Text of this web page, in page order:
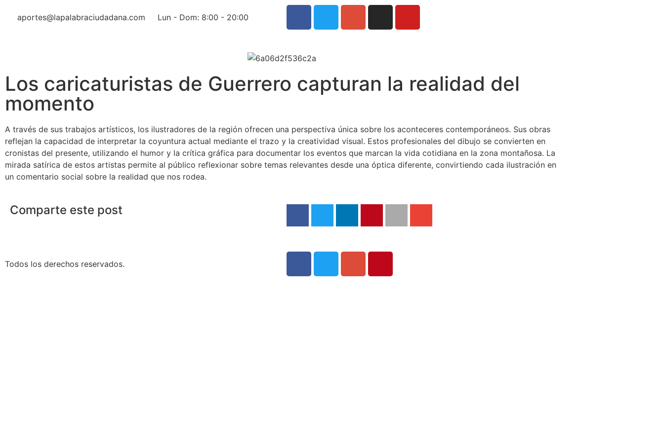
aportes@lapalabraciudadana.com Lun - Dom: 8:00 - 20:00
Los caricaturistas de Guerrero capturan la realidad del
momento
A través de sus trabajos artísticos, los ilustradores de la región ofrecen una perspectiva única sobre los aconteceres contemporáneos. Sus obras
reflejan la capacidad de interpretar la coyuntura actual mediante el trazo y la creatividad visual. Estos profesionales del dibujo se convierten en
cronistas del presente, utilizando el humor y la crítica gráfica para documentar los eventos que marcan la vida cotidiana en la zona montañosa. La
mirada satírica de estos artistas permite al público reflexionar sobre temas relevantes desde una óptica diferente, convirtiendo cada ilustración en
un comentario social sobre la realidad que nos rodea.
Comparte este post
Todos los derechos reservados.